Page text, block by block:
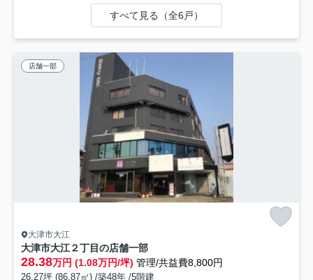
すべて見る（全6戸）
店舗一部
大津市大江
大津市大江２丁目の店舗一部
28.38万円 (1.08万円/坪) 管理/共益費8,800円
26.27坪 (86.87㎡) /築48年 /5階建